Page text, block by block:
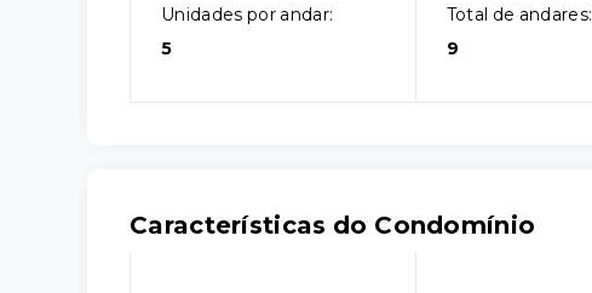
Unidades por andar:
5
Total de andares:
9
Características do Condomínio